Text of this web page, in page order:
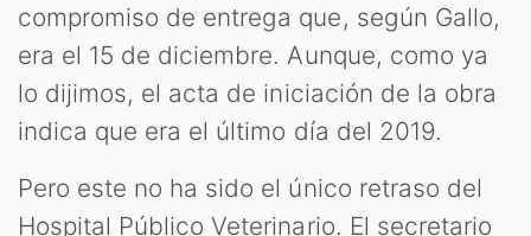
compromiso de entrega que, según Gallo,
era el 15 de diciembre. Aunque, como ya
lo dijimos, el acta de iniciación de la obra
indica que era el último día del 2019.
Pero este no ha sido el único retraso del
Hospital Público Veterinario. El secretario